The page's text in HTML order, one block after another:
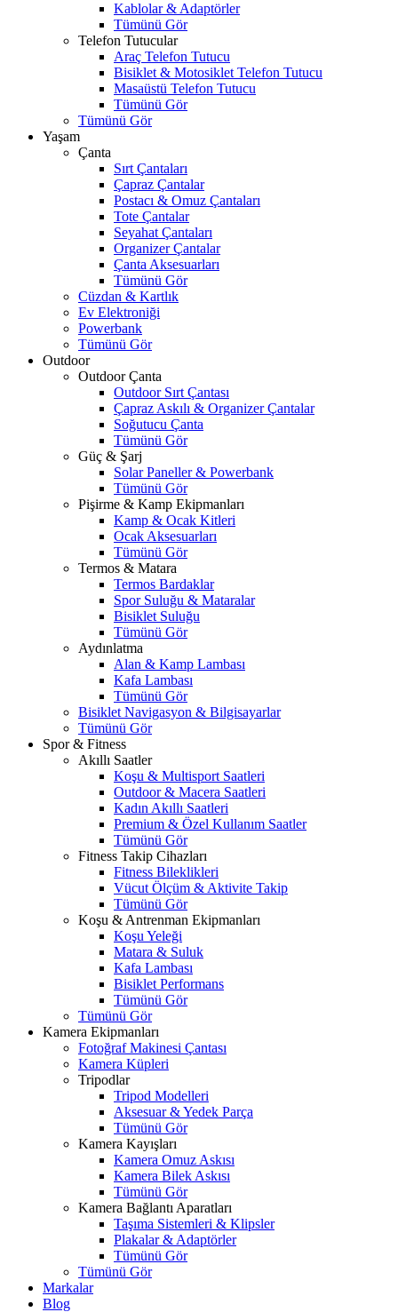
Kablolar & Adaptörler
Tümünü Gör
Telefon Tutucular
Araç Telefon Tutucu
Bisiklet & Motosiklet Telefon Tutucu
Masaüstü Telefon Tutucu
Tümünü Gör
Tümünü Gör
Yaşam
Çanta
Sırt Çantaları
Çapraz Çantalar
Postacı & Omuz Çantaları
Tote Çantalar
Seyahat Çantaları
Organizer Çantalar
Çanta Aksesuarları
Tümünü Gör
Cüzdan & Kartlık
Ev Elektroniği
Powerbank
Tümünü Gör
Outdoor
Outdoor Çanta
Outdoor Sırt Çantası
Çapraz Askılı & Organizer Çantalar
Soğutucu Çanta
Tümünü Gör
Güç & Şarj
Solar Paneller & Powerbank
Tümünü Gör
Pişirme & Kamp Ekipmanları
Kamp & Ocak Kitleri
Ocak Aksesuarları
Tümünü Gör
Termos & Matara
Termos Bardaklar
Spor Suluğu & Mataralar
Bisiklet Suluğu
Tümünü Gör
Aydınlatma
Alan & Kamp Lambası
Kafa Lambası
Tümünü Gör
Bisiklet Navigasyon & Bilgisayarlar
Tümünü Gör
Spor & Fitness
Akıllı Saatler
Koşu & Multisport Saatleri
Outdoor & Macera Saatleri
Kadın Akıllı Saatleri
Premium & Özel Kullanım Saatler
Tümünü Gör
Fitness Takip Cihazları
Fitness Bileklikleri
Vücut Ölçüm & Aktivite Takip
Tümünü Gör
Koşu & Antrenman Ekipmanları
Koşu Yeleği
Matara & Suluk
Kafa Lambası
Bisiklet Performans
Tümünü Gör
Tümünü Gör
Kamera Ekipmanları
Fotoğraf Makinesi Çantası
Kamera Küpleri
Tripodlar
Tripod Modelleri
Aksesuar & Yedek Parça
Tümünü Gör
Kamera Kayışları
Kamera Omuz Askısı
Kamera Bilek Askısı
Tümünü Gör
Kamera Bağlantı Aparatları
Taşıma Sistemleri & Klipsler
Plakalar & Adaptörler
Tümünü Gör
Tümünü Gör
Markalar
Blog